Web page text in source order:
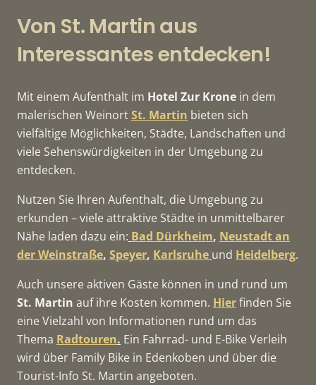
Von St. Martin aus
Interessantes entdecken!
Mit einem Aufenthalt im Hotel Zur Krone in dem
malerischen WeinortSt. Martin bieten sich
vielfältige Möglichkeiten, Städte, Landschaften und
viele Sehenswürdigkeiten in der Umgebung zu
entdecken.
Nutzen Sie Ihren Aufenthalt, die Umgebung zu
erkunden – viele attraktive Städte in unmittelbarer
Nähe laden dazu ein: Bad Dürkheim, Neustadt an
der Weinstraße, Speyer, Karlsruhe und Heidelberg.
Auch unsere aktiven Gäste können in und rund um
St. Martin auf ihre Kosten kommen. Hierfinden Sie
eine Vielzahl von Informationen rund um das
Thema Radtouren. Ein Fahrrad- und E-Bike Verleih
wird über Family Bike in Edenkoben und über die
Tourist-Info St. Martin angeboten.